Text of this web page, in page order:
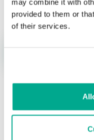
may combine it with
provided to them or
of their services.
ÚLTIMAS